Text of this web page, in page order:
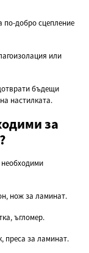
по-добро сцепление
или
бъдещи
настилката.
за
нож за ламинат.
ъгломер.
преса за ламинат.